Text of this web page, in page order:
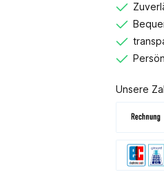
Unsere